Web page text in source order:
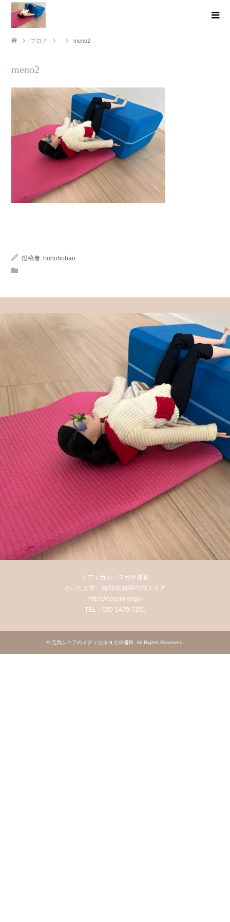
ブログ meno2
meno2
投稿者: hohohoban
メディカル・ヨガ＠浦和
さいたま市 浦和/北浦和/与野エリア
https://cocoro.yoga/
TEL：050-5479-7351
© 元気シニアのメディカルヨガ＠浦和 . All Rights Reserved.